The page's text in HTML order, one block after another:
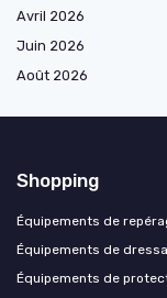
Avril 2026
Juin 2026
Août 2026
Shopping
Équipements de
Équipements de
Équipements de